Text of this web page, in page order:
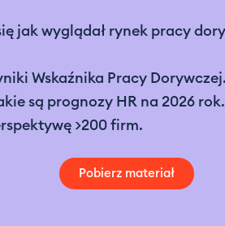
jak wyglądał rynek pracy
Wskaźnika Pracy Dorywczej.
są prognozy HR na 2026 rok.
>200 firm.
Pobierz materiał